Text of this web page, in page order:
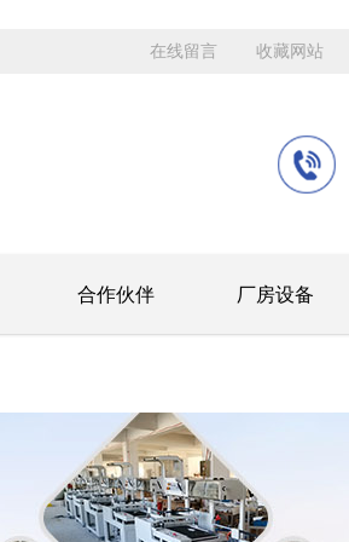
在线留言 收藏网站
合作伙伴 厂房设备